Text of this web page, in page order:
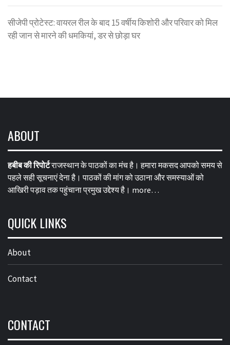
सीजेपी प्रोटेस्ट: वायरल रील के बाद 15 वर्षीय किशोरी और परिवार को मिल
रही जान से मारने की धमकियां, डर से छोड़ा घर
ABOUT
हबीब की रिपोर्टराजस्थान के पाठकों का मंच है। हमारा मकसद आपको समय से
पहले सही सूचनाएं देना है। पाठकों की मांग को उठाना और समस्याओं को
आखिरी पड़ाव तक पहुंचाना प्रमुख उद्देश्य है। more…
QUICK LINKS
About
Contact
CONTACT